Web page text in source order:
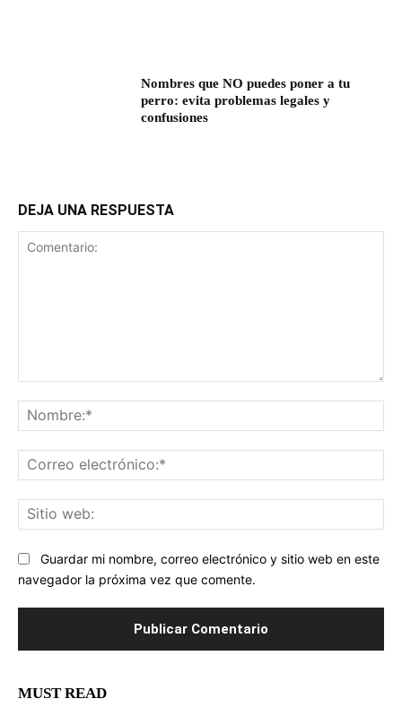
Nombres que NO puedes poner a tu
perro: evita problemas legales y
confusiones
DEJA UNA RESPUESTA
Guardar mi nombre, correo electrónico y sitio web en este
navegador la próxima vez que comente.
MUST READ